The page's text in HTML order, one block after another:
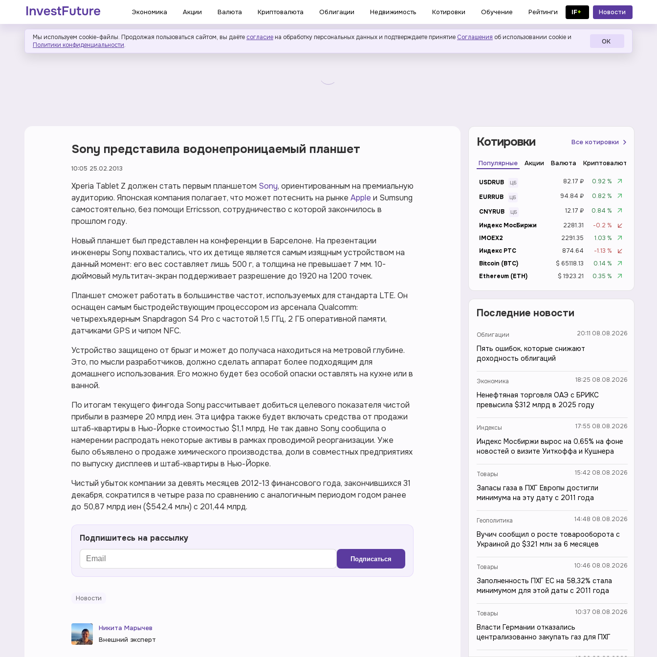
Экономика Акции Валюта Криптовалюта Облигации Недвижимость Котировки Обучение Рейтинги IF+
Новости
в MAX
Мы используем cookie-файлы. Продолжая пользоваться сайтом, вы даёте согласие на обработку персональных данных и подтверждаете принятие Соглашения об использовании cookie и
Политики конфиденциальности. ОК
Sony представила водонепроницаемый планшет
10:05 25.02.2013
Xperia Tablet Z должен стать первым планшетом Sony, ориентированным на премиальную
аудиторию. Японская компания полагает, что может потеснить на рынке Apple и Sumsung
самостоятельно, без помощи Erricsson, сотрудничество с которой закончилось в
прошлом году.
Новый планшет был представлен на конференции в Барселоне. На презентации
инженеры Sony похвастались, что их детище является самым изящным устройством на
данный момент: его вес составляет лишь 500 г, а толщина не превышает 7 мм. 10-
дюймовый мультитач-экран поддерживает разрешение до 1920 на 1200 точек.
Планшет сможет работать в большинстве частот, используемых для стандарта LTE. Он
оснащен самым быстродействующим процессором из арсенала Qualcomm:
четырехъядерным Snapdragon S4 Pro с частотой 1,5 ГГц, 2 ГБ оперативной памяти,
датчиками GPS и чипом NFC.
Устройство защищено от брызг и может до получаса находиться на метровой глубине.
Это, по мысли разработчиков, должно сделать аппарат более подходящим для
домашнего использования. Его можно будет без особой опаски оставлять на кухне или в
ванной.
По итогам текущего фингода Sony рассчитывает добиться целевого показателя чистой
прибыли в размере 20 млрд иен. Эта цифра также будет включать средства от продажи
штаб-квартиры в Нью-Йорке стоимостью $1,1 млрд. Не так давно Sony сообщила о
намерении распродать некоторые активы в рамках проводимой реорганизации. Уже
было объявлено о продаже химического производства, доли в совместных предприятиях
по выпуску дисплеев и штаб-квартиры в Нью-Йорке.
Чистый убыток компании за девять месяцев 2012-13 финансового года, закончившихся 31
декабря, сократился в четыре раза по сравнению с аналогичным периодом годом ранее
до 50,87 млрд иен ($542,4 млн) с 201,44 млрд.
Подпишитесь на рассылку
Подписаться
Новости
Никита Марычев
Внешний эксперт
Котировки Все котировки
Популярные Акции Валюта Криптовалюта
USDRUB 82.17 ₽
0.92 %
EURRUB
94.84 ₽
0.82 %
CNYRUB
12.17 ₽
0.84 %
Индекс МосБиржи
2281.31
-0.2 %
IMOEX2
2291.35
1.03 %
Индекс РТС
874.64
-1.13 %
Bitcoin (BTC)
$ 65118.13
0.14 %
Ethereum (ETH)
$ 1923.21 0.35 %
Последние новости
Облигации 20:11 08.08.2026
Пять ошибок, которые снижают
доходность облигаций
Экономика 18:25 08.08.2026
Ненефтяная торговля ОАЭ с БРИКС
превысила $312 млрд в 2025 году
Индексы 17:55 08.08.2026
Индекс Мосбиржи вырос на 0,65% на фоне
новостей о визите Уиткоффа и Кушнера
Товары 15:42 08.08.2026
Запасы газа в ПХГ Европы достигли
минимума на эту дату с 2011 года
Геополитика 14:48 08.08.2026
Вучич сообщил о росте товарооборота с
Украиной до $321 млн за 6 месяцев
Товары 10:46 08.08.2026
Заполненность ПХГ ЕС на 58,32% стала
минимумом для этой даты с 2011 года
Товары 10:37 08.08.2026
Власти Германии отказались
централизованно закупать газ для ПХГ